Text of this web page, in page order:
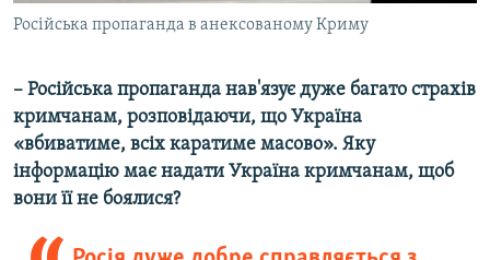
Російська пропаганда в анексованому Криму
– Російська пропаганда нав'язує дуже багато страхів
кримчанам, розповідаючи, що Україна
«вбиватиме, всіх каратиме масово». Яку
інформацію має надати Україна кримчанам, щоб
вони її не боялися?